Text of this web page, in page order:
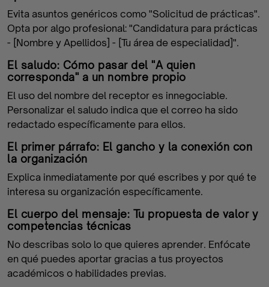
Evita asuntos genéricos como "Solicitud de prácticas".
Opta por algo profesional: "Candidatura para prácticas
- [Nombre y Apellidos] - [Tu área de especialidad]".
El saludo: Cómo pasar del "A quien
corresponda" a un nombre propio
El uso del nombre del receptor es innegociable.
Personalizar el saludo indica que el correo ha sido
redactado específicamente para ellos.
El primer párrafo: El gancho y la conexión con
la organización
Explica inmediatamente por qué escribes y por qué te
interesa su organización específicamente.
El cuerpo del mensaje: Tu propuesta de valor y
competencias técnicas
No describas solo lo que quieres aprender. Enfócate
en qué puedes aportar gracias a tus proyectos
académicos o habilidades previas.